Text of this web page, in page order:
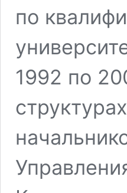
по
1992 по